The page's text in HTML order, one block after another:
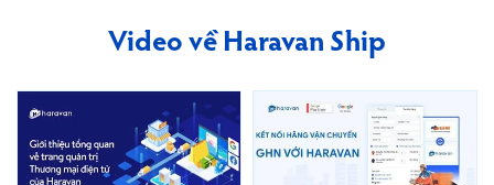
Video về Haravan Ship